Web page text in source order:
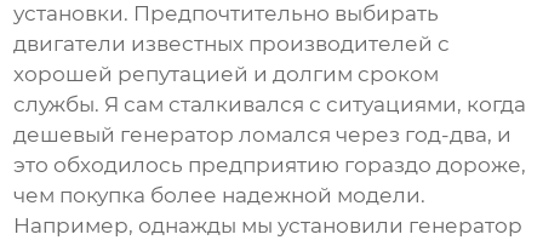
установки. Предпочтительно выбирать
двигатели известных производителей с
хорошей репутацией и долгим сроком
службы. Я сам сталкивался с ситуациями, когда
дешевый генератор ломался через год-два, и
это обходилось предприятию гораздо дороже,
чем покупка более надежной модели.
Например, однажды мы установили генератор